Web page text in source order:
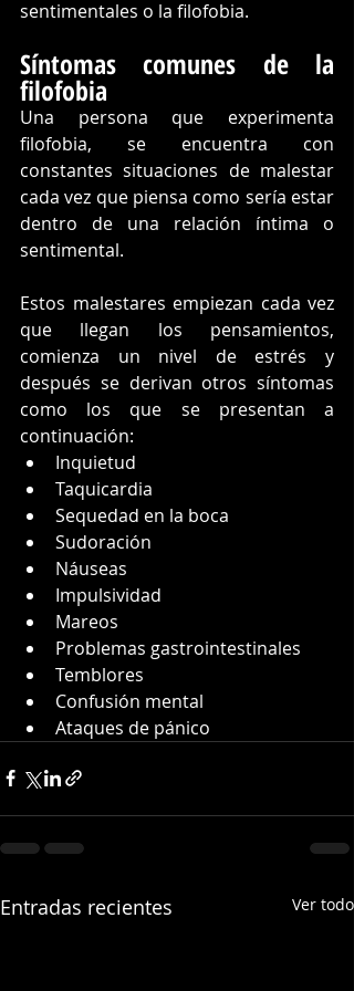
sentimentales o la filofobia.
Síntomas comunes de la
filofobia
Una persona que experimenta
filofobia, se encuentra con
constantes situaciones de malestar
cada vez que piensa como sería estar
dentro de una relación íntima o
sentimental.
Estos malestares empiezan cada vez
que llegan los pensamientos,
comienza un nivel de estrés y
después se derivan otros síntomas
como los que se presentan a
continuación:
Inquietud
Taquicardia
Sequedad en la boca
Sudoración
Náuseas
Impulsividad
Mareos
Problemas gastrointestinales
Temblores
Confusión mental
Ataques de pánico
Entradas recientes Ver todo